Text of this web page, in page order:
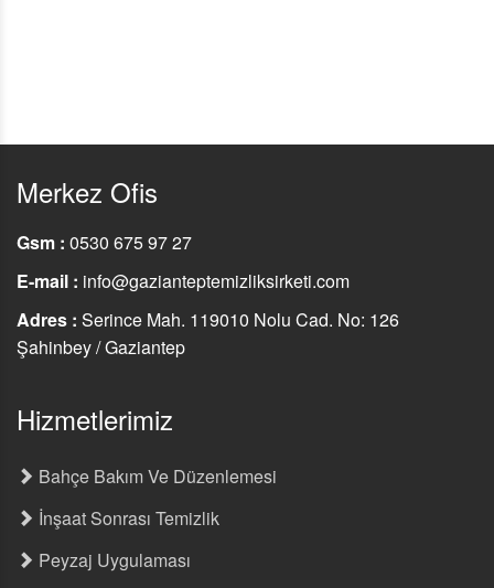
Merkez Ofis
Gsm : 0530 675 97 27
E-mail : info@gazianteptemizliksirketi.com
Adres : Serince Mah. 119010 Nolu Cad. No: 126
Şahinbey / Gaziantep
Hizmetlerimiz
Bahçe Bakım Ve Düzenlemesi
İnşaat Sonrası Temizlik
Peyzaj Uygulaması